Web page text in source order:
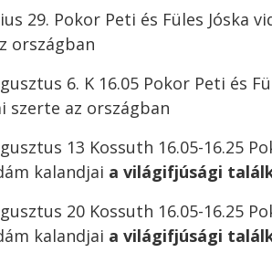
29. Pokor Peti és Füles Jóska
országban
6. K 16.05 Pokor Peti és
szerte az országban
13 Kossuth 16.05-16.25
kalandjai a világifjúsági
20 Kossuth 16.05-16.25
kalandjai a világifjúsági